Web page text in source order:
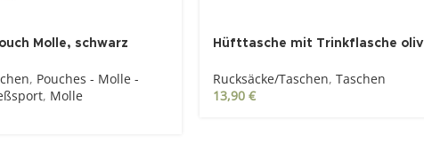
Molle, schwarz
, Pouches - Molle -
, Molle
Hüfttasche mit Trinkflasche oliv
Rucksäcke/Taschen, Taschen
13,90 €